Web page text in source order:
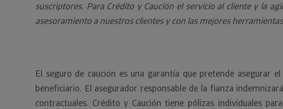
suscriptores. Para Crédito y Caución el servicio al cliente y la
asesoramiento a nuestros clientes y con las mejores
El seguro de caución es una garantía que pretende
beneficiario. El asegurador responsable de la fianza
contractuales. Crédito y Caución tiene pólizas individuales